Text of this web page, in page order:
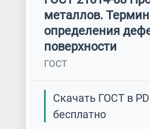
металлов.
определения
поверхности
ГОСТ
Скачать ГОСТ в
бесплатно